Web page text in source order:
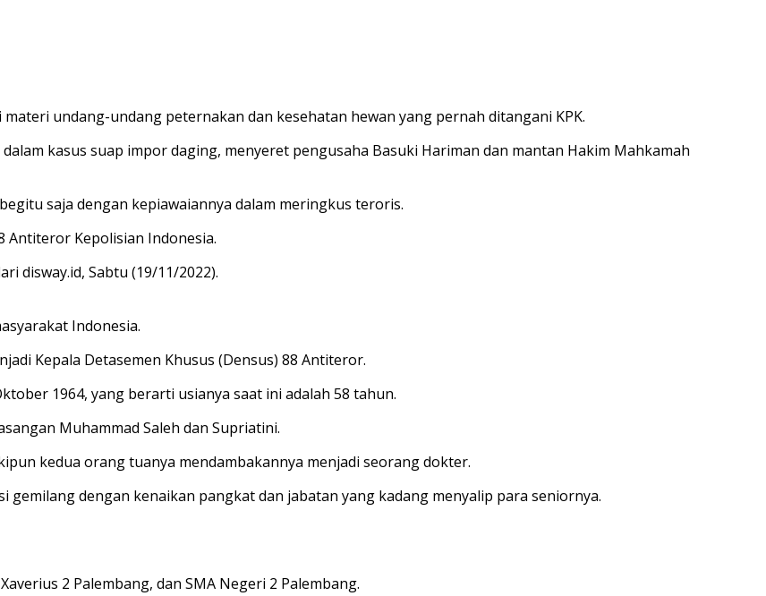
undang-undang peternakan dan kesehatan hewan yang pernah ditangani KPK.
kasus suap impor daging, menyeret pengusaha Basuki Hariman dan mantan Hakim Mahkamah
saja dengan kepiawaiannya dalam meringkus teroris.
Antiteror Kepolisian Indonesia.
disway.id, Sabtu (19/11/2022).
Indonesia.
Kepala Detasemen Khusus (Densus) 88 Antiteror.
1964, yang berarti usianya saat ini adalah 58 tahun.
Muhammad Saleh dan Supriatini.
kedua orang tuanya mendambakannya menjadi seorang dokter.
dengan kenaikan pangkat dan jabatan yang kadang menyalip para seniornya.
2 Palembang, dan SMA Negeri 2 Palembang.